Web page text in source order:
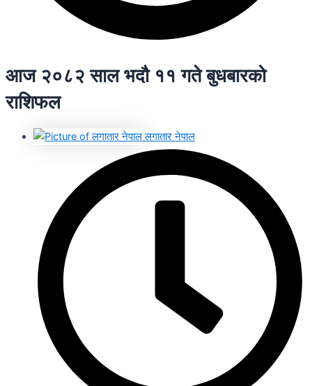
आज २०८२ साल भदौ ११ गते बुधबारको
राशिफल
लगातार नेपाल